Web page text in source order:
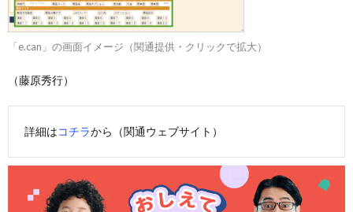
「e.can」の画面イメージ（関通提供・クリックで拡大）
（藤原秀行）
詳細はコチラから（関通ウェブサイト）